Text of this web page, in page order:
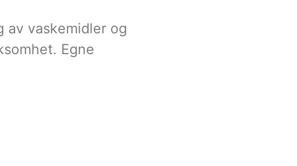
av vaskemidler og
Egne